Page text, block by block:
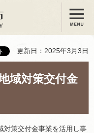
メニュー
更新日：2025年3月3日
域対策交付金
対策交付金事業を活用し事